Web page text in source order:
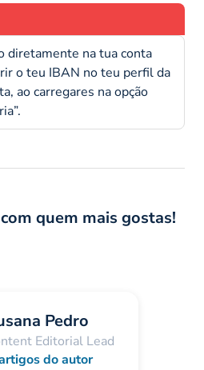
diretamente na tua conta
o teu IBAN no teu perfil da
ao carregares na opção
quem mais gostas!
Pedro
Editorial Lead
do autor